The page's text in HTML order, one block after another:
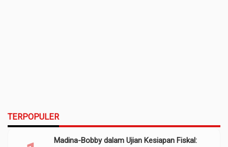
TERPOPULER
Madina-Bobby dalam Ujian Kesiapan Fiskal: